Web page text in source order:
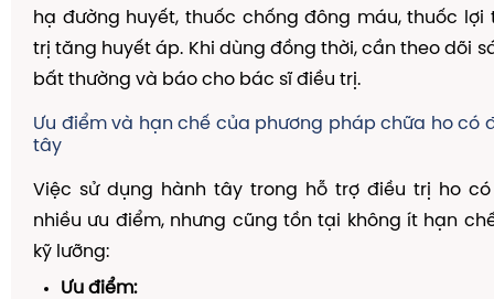
hạ đường huyết, thuốc chống đông máu, thuốc lợi
trị tăng huyết áp. Khi dùng đồng thời, cần theo dõi
bất thường và báo cho bác sĩ điều trị.
Ưu điểm và hạn chế của phương pháp chữa ho có
tây
Việc sử dụng hành tây trong hỗ trợ điều trị ho
nhiều ưu điểm, nhưng cũng tồn tại không ít hạn
kỹ lưỡng:
Ưu điểm: